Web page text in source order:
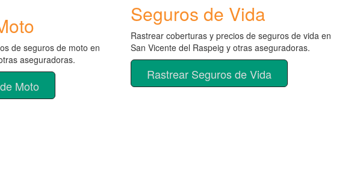
de seguros de moto en
aseguradoras.
Moto
Seguros de Vida
Rastrear coberturas y precios de seguros de vida en
San Vicente del Raspeig y otras aseguradoras.
Rastrear Seguros de Vida